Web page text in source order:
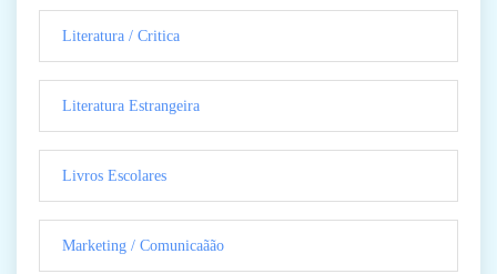
Literatura / Critica
Literatura Estrangeira
Livros Escolares
Marketing / Comunicaãão